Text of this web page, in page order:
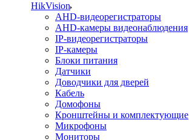
HikVision
AHD-видеорегистраторы
AHD-камеры видеонаблюдения
IP-видеорегистраторы
IP-камеры
Блоки питания
Датчики
Доводчики для дверей
Кабель
Домофоны
Кронштейны и комплектующие
Микрофоны
Мониторы